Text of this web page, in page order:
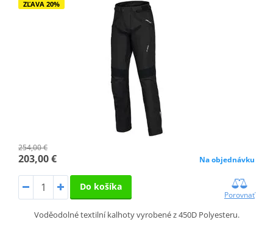
ZĽAVA 20%
254,00 €
203,00 € Na objednávku
Do košíka
Porovnať
Voděodolné textilní kalhoty vyrobené z 450D Polyesteru.